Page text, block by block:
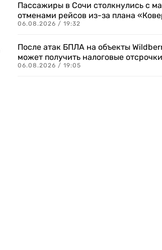
Пассажиры в Сочи столкнулись с
отменами рейсов из-за плана
06.08.2026 / 19:32
После атак БПЛА на объекты
может получить налоговые отсрочки
06.08.2026 / 19:05